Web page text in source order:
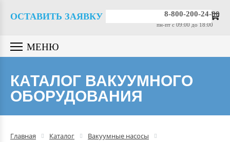
8-800-200-24-80
пн-пт c 09:00 до 18:00
ОСТАВИТЬ ЗАЯВКУ
МЕНЮ
КАТАЛОГ ВАКУУМНОГО
ОБОРУДОВАНИЯ
Главная Каталог
Вакуумные насосы
Вакуумные насосы
Вакуумные датчики
Гелиевые течеискатели